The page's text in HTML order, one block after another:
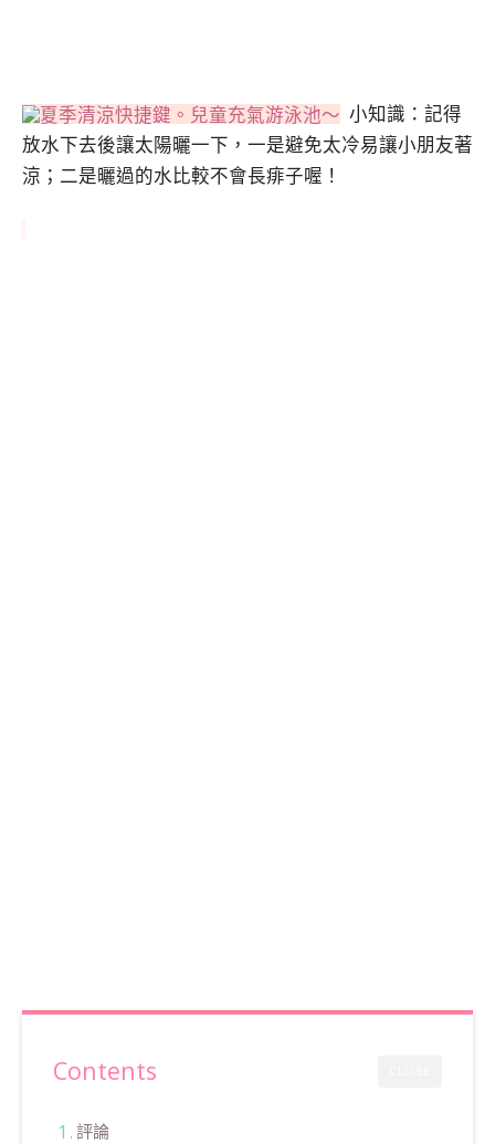
小知識：記得
放水下去後讓太陽曬一下，一是避免太冷易讓小朋友著
涼；二是曬過的水比較不會長痱子喔！
Contents
評論